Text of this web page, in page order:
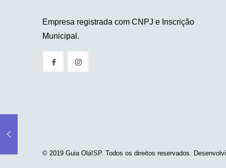
Empresa registrada com CNPJ e Inscrição
Municipal.
© 2019 Guia Olá!SP. Todos os direitos reservados.